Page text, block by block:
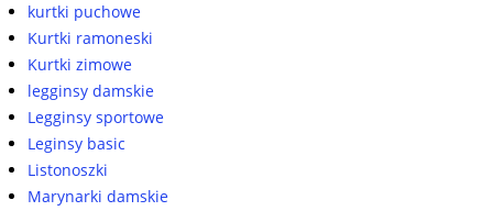
kurtki puchowe
Kurtki ramoneski
Kurtki zimowe
legginsy damskie
Legginsy sportowe
Leginsy basic
Listonoszki
Marynarki damskie